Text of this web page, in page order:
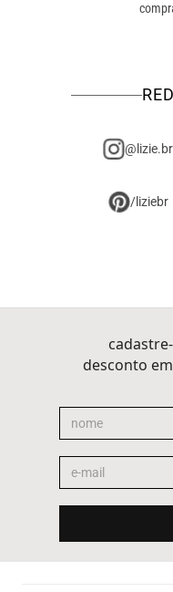
@lizie.br
/liziebr
desconto